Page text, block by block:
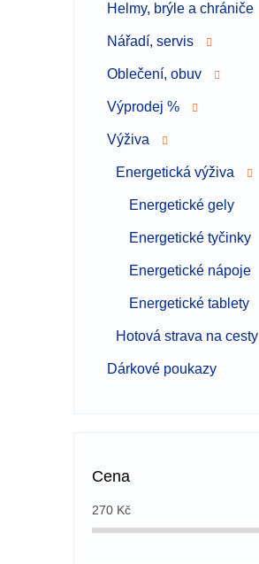
Helmy, brýle a chrániče
Nářadí, servis
Oblečení, obuv
Výprodej %
Výživa
Energetická výživa
Energetické gely
Energetické tyčinky
Energetické nápoje
Energetické tablety
Hotová strava na cesty
Dárkové poukazy
Cena
270 Kč